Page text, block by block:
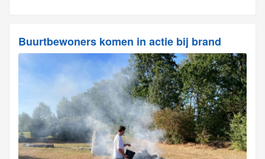
Buurtbewoners komen in actie bij brand